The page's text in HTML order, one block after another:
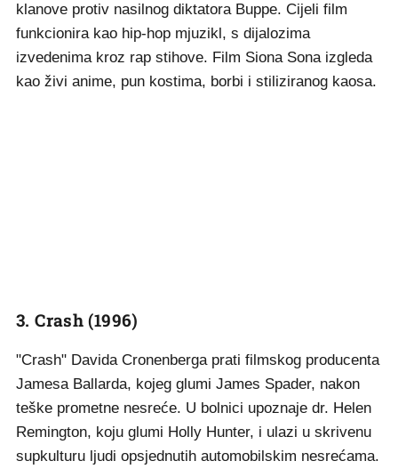
klanove protiv nasilnog diktatora Buppe. Cijeli film
funkcionira kao hip-hop mjuzikl, s dijalozima
izvedenima kroz rap stihove. Film Siona Sona izgleda
kao živi anime, pun kostima, borbi i stiliziranog kaosa.
3. Crash (1996)
"Crash" Davida Cronenberga prati filmskog producenta
Jamesa Ballarda, kojeg glumi James Spader, nakon
teške prometne nesreće. U bolnici upoznaje dr. Helen
Remington, koju glumi Holly Hunter, i ulazi u skrivenu
supkulturu ljudi opsjednutih automobilskim nesrećama.